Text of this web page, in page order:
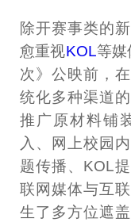
除开赛事类的
愈重视KOL等媒
次》公映前，
统化多种渠道
推广原材料铺
入、网上校园
题传播、KOL
联网媒体与互
生了多方位遮